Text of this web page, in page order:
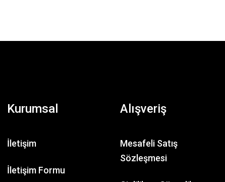
Kurumsal
İletişim
İletişim Formu
Alışveriş
Mesafeli Satış
Sözleşmesi